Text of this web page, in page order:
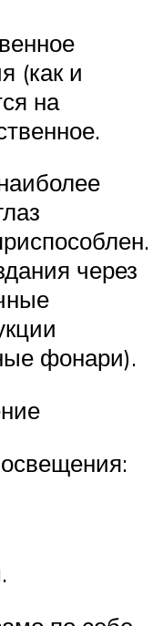
(как и
на
через
фонари).